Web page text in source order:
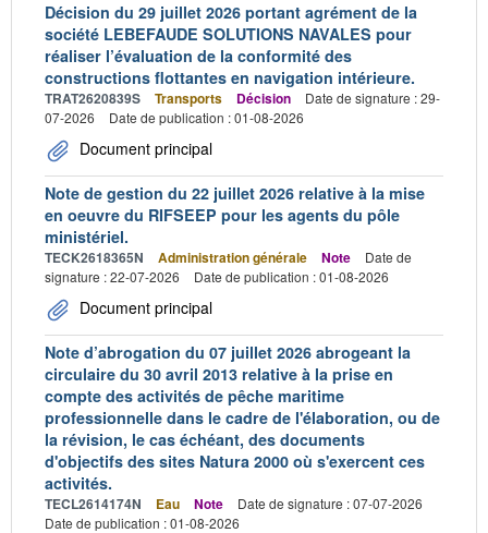
Décision du 29 juillet 2026 portant agrément de la
société LEBEFAUDE SOLUTIONS NAVALES pour
réaliser l’évaluation de la conformité des
constructions flottantes en navigation intérieure.
TRAT2620839S Transports Décision
Date de signature : 29-
07-2026
Date de publication : 01-08-2026
Document principal
Note de gestion du 22 juillet 2026 relative à la mise
en oeuvre du RIFSEEP pour les agents du pôle
ministériel.
TECK2618365N Administration générale Note
Date de
signature : 22-07-2026
Date de publication : 01-08-2026
Document principal
Note d’abrogation du 07 juillet 2026 abrogeant la
circulaire du 30 avril 2013 relative à la prise en
compte des activités de pêche maritime
professionnelle dans le cadre de l'élaboration, ou de
la révision, le cas échéant, des documents
d'objectifs des sites Natura 2000 où s'exercent ces
activités.
TECL2614174N Eau Note
Date de signature : 07-07-2026
Date de publication : 01-08-2026